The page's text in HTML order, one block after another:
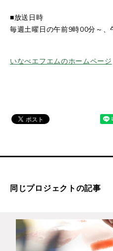
■放送日時
毎週土曜日の午前9時00分～、
いなべエフエムのホームページ
同じプロジェクトの記事